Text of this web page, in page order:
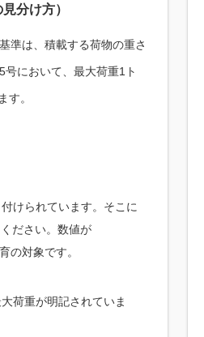
分け方）
準は、積載する荷物の重さ
において、最大荷重1ト
す。
けられています。そこに
ださい。数値が
の対象です。
荷重が明記されていま